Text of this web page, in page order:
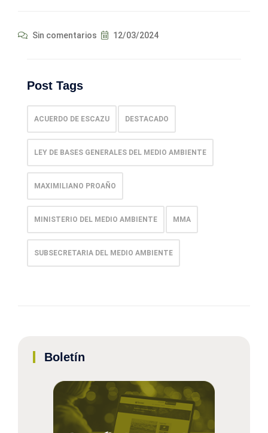
Sin comentarios 12/03/2024
Post Tags
ACUERDO DE ESCAZU DESTACADO
LEY DE BASES GENERALES DEL MEDIO AMBIENTE
MAXIMILIANO PROAÑO
MINISTERIO DEL MEDIO AMBIENTE MMA
SUBSECRETARIA DEL MEDIO AMBIENTE
Boletín